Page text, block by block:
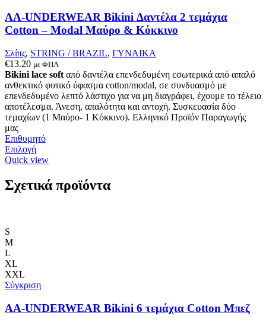
στη
σελίδα
του
AA-UNDERWEAR Bikini Δαντέλα 2 τεμάχια
Cotton – Modal Μαύρο & Κόκκινο
Σλίπς, STRING / BRAZIL, ΓΥΝΑΙΚΑ
€13.20 με ΦΠΑ
Bikini lace soft από δαντέλα επενδεδυμένη εσωτερικά από απαλό
ανθεκτικό φυτικό ύφασμα cotton/modal, σε συνδυασμό με
επενδεδυμένο λεπτό λάστιχο για να μη διαγράφει, έχουμε το τέλειο
αποτέλεσμα. Άνεση, απαλότητα και αντοχή. Συσκευασία δύο
τεμαχίων (1 Μαύρο- 1 Κόκκινο). Ελληνικό Προϊόν Παραγωγής
μας
Επιθυμητό
ΕπιλογήΑυτό
το
έχει
πολλαπλές
του
Quick view
Σχετικά προϊόντα
S
M
L
XL
XXL
Σύγκριση
AA-UNDERWEAR Bikini 6 τεμάχια Cotton Μπεζ